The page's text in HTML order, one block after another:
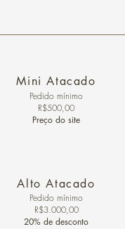
Mini Atacado
Pedido ​mínimo
R$500,00
Preço do site
Alto Atacado
Pedido mínimo
R$3.000,00
20% de desconto